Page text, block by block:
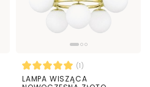
(1)
LAMPA WISZĄCA